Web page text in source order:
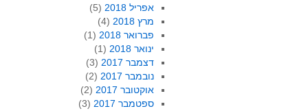
אפריל 2018
(5)
מרץ 2018
(4)
פברואר 2018
(1)
ינואר 2018
(1)
דצמבר 2017
(3)
נובמבר 2017
(2)
אוקטובר 2017
(2)
ספטמבר 2017
(3)